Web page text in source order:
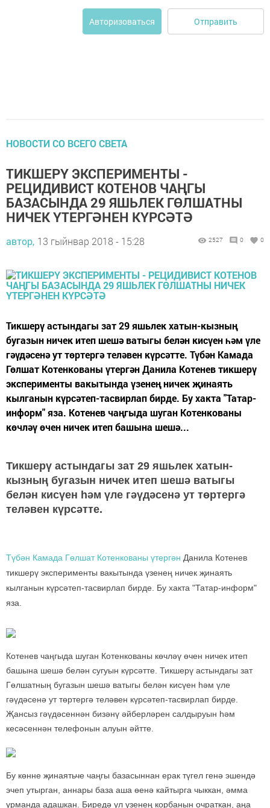
Авторизоваться Отправить
НОВОСТИ СО ВСЕГО СВЕТА
ТИКШЕРҮ ЭКСПЕРИМЕНТЫ -
РЕЦИДИВИСТ КОТЕНОВ ЧАҢГЫ
БАЗАСЫНДА 29 ЯШЬЛЕК ГӨЛШАТНЫ
НИЧЕК ҮТЕРГӘНЕН КҮРСӘТӘ
автор, 13 гыйнвар 2018 - 15:28 2527 0 0
Тикшерү астындагы зат 29 яшьлек хатын-кызның
бугазын ничек итеп шешә ватыгы белән кисүен һәм үле
гәүдәсенә ут төртергә теләвен күрсәтте. Түбән Камада
Гөлшат Котенкованы үтергән Данила Котенев тикшерү
эксперименты вакытында үзенең ничек җинаять
кылганын күрсәтеп-тасвирлап бирде. Бу хакта "Татар-
информ" яза. Котенев чаңгыда шуган Котенкованы
көчләү өчен ничек итеп башына шешә...
Тикшерү астындагы зат 29 яшьлек хатын-
кызның бугазын ничек итеп шешә ватыгы
белән кисүен һәм үле гәүдәсенә ут төртергә
теләвен күрсәтте.
Түбән Камада Гөлшат Котенкованы үтергән Данила Котенев
тикшерү эксперименты вакытында үзенең ничек җинаять
кылганын күрсәтеп-тасвирлап бирде. Бу хакта "Татар-информ"
яза.
Котенев чаңгыда шуган Котенкованы көчләү өчен ничек итеп
башына шешә белән сугуын күрсәтте. Тикшерү астындагы зат
Гөлшатның бугазын шешә ватыгы белән кисүен һәм үле
гәүдәсенә ут төртергә теләвен күрсәтеп-тасвирлап бирде.
Җансыз гәүдәсеннән бизәнү әйберләрен салдыруын һәм
кесәсеннән телефонын алуын әйтте.
Бу көнне җинаятьче чаңгы базасыннан ерак түгел генә эшендә
эчеп утырган, аннары база аша өенә кайтырга чыккан, әмма
урманда адашкан. Биредә ул үзенең корбанын очраткан, аңа